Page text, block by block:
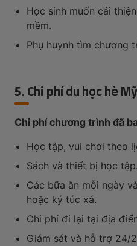
Học sinh muốn cải
mềm.
Phụ huynh tìm chương
5. Chi phí du học hè Mỹ
Chi phí chương trình đã
Học tập, vui chơi theo
Sách và thiết bị học tập.
Các bữa ăn mỗi ngày
hoặc ký túc xá.
Chi phí đi lại tại địa
Giám sát và hỗ trợ 24/